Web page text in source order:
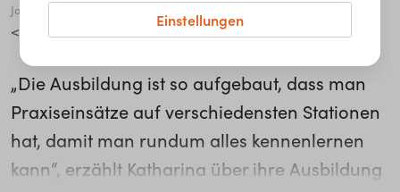
Jahre in der aktuellen Tätigkeit
< 1
„Die Ausbildung ist so aufgebaut, dass man
Praxiseinsätze auf verschiedensten Stationen
hat, damit man rundum alles kennenlernen
kann“, erzählt Katharina über ihre Ausbildung
Einstellungen